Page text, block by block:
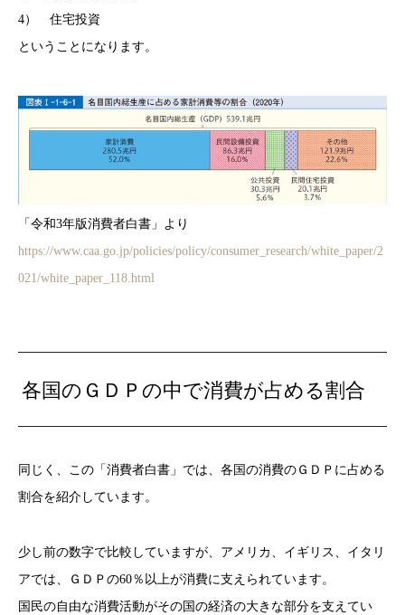
4） 住宅投資
ということになります。
「令和3年版消費者白書」より
https://www.caa.go.jp/policies/policy/consumer_research/white_paper/2
021/white_paper_118.html
各国のＧＤＰの中で消費が占める割合
同じく、この「消費者白書」では、各国の消費のＧＤＰに占める
割合を紹介しています。
少し前の数字で比較していますが、アメリカ、イギリス、イタリ
アでは、ＧＤＰの60％以上が消費に支えられています。
国民の自由な消費活動がその国の経済の大きな部分を支えてい